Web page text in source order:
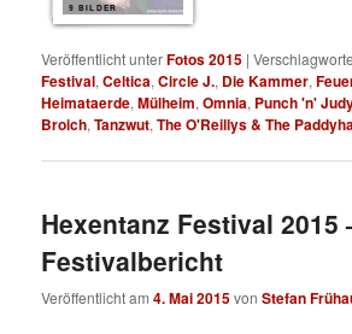
9 BILDER
Veröffentlicht unterFotos 2015 |
Festival,Celtica,Circle J., Die Kammer,
Heimataerde,Mülheim,Omnia, Punch 'n'
Broich,Tanzwut,The O'Reillys & The
Hexentanz Festival 2015
Festivalbericht
Veröffentlicht am4. Mai 2015vonStefan